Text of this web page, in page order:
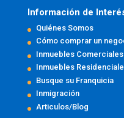
Información de
Quiénes Somos
Cómo comprar un
Inmuebles Comerciales
Inmuebles
Busque su Franquicia
Inmigración
Articulos/Blog